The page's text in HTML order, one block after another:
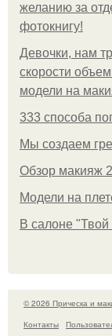
желанию за
фотокнигу!
Девочки, нам
скорости
модели на
333 способа
Мы создаем
Обзор макияж
Модели на
В салоне "Твой
© 2026 Прическа и
Контакты